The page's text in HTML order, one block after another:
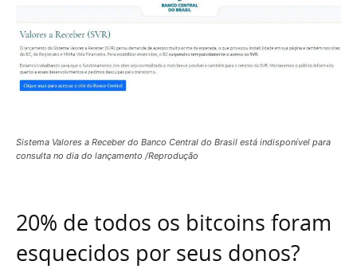
Sistema Valores a Receber do Banco Central do Brasil está indisponível para
consulta no dia do lançamento /Reprodução
20% de todos os bitcoins foram
esquecidos por seus donos?